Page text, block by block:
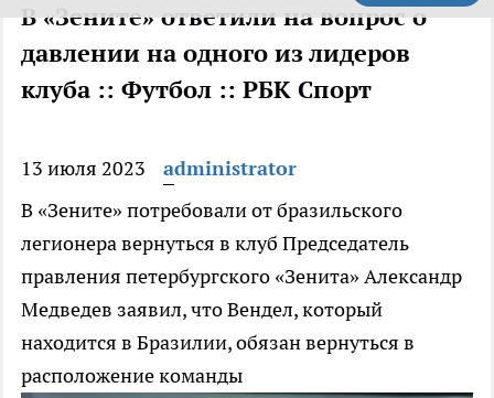
В «Зените» ответили на вопрос о
давлении на одного из лидеров
клуба :: Футбол :: РБК Спорт
13 июля 2023
administrator
В «Зените» потребовали от бразильского
легионера вернуться в клуб Председатель
правления петербургского «Зенита» Александр
Медведев заявил, что Вендел, который
находится в Бразилии, обязан вернуться в
расположение команды